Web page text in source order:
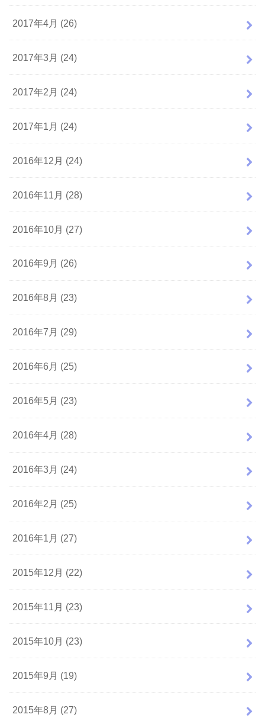
2017年4月 (26)
2017年3月 (24)
2017年2月 (24)
2017年1月 (24)
2016年12月 (24)
2016年11月 (28)
2016年10月 (27)
2016年9月 (26)
2016年8月 (23)
2016年7月 (29)
2016年6月 (25)
2016年5月 (23)
2016年4月 (28)
2016年3月 (24)
2016年2月 (25)
2016年1月 (27)
2015年12月 (22)
2015年11月 (23)
2015年10月 (23)
2015年9月 (19)
2015年8月 (27)